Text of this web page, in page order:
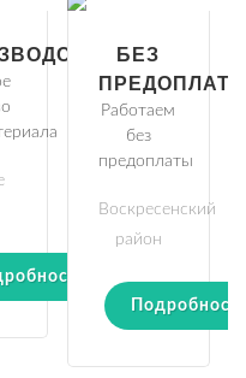
БЕЗ
Работаем
без
предоплаты
Воскресенский
район